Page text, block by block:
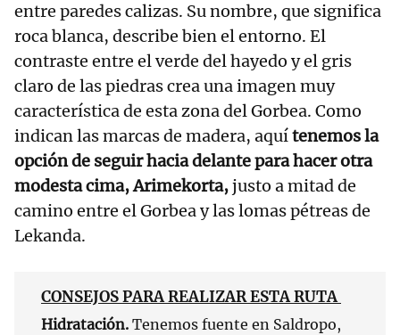
entre paredes calizas. Su nombre, que significa
roca blanca, describe bien el entorno. El
contraste entre el verde del hayedo y el gris
claro de las piedras crea una imagen muy
característica de esta zona del Gorbea. Como
indican las marcas de madera, aquítenemos la
opción de seguir hacia delante para hacer otra
modesta cima, Arimekorta,justo a mitad de
camino entre el Gorbea y las lomas pétreas de
Lekanda.
CONSEJOS PARA REALIZAR ESTA RUTA
Hidratación. Tenemos fuente en Saldropo,